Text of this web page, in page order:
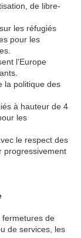
de libre-
les réfugiés
pour les
l'Europe
la politique des
à hauteur de 4
les
le respect des
progressivement
fermetures de
de services, les